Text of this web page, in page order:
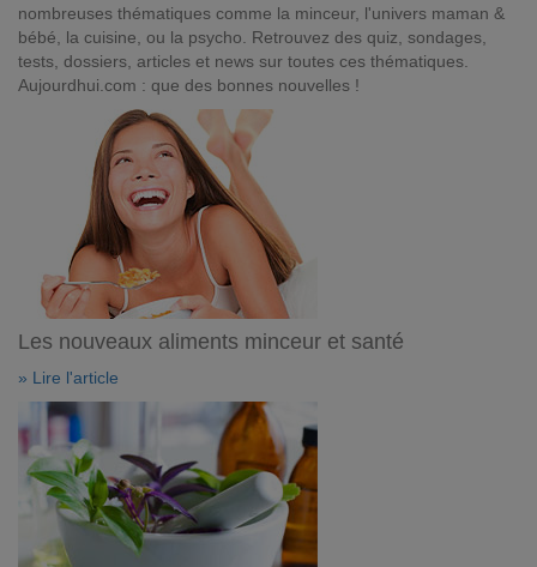
nombreuses thématiques comme la minceur, l'univers maman &
bébé, la cuisine, ou la psycho. Retrouvez des quiz, sondages,
tests, dossiers, articles et news sur toutes ces thématiques.
Aujourdhui.com : que des bonnes nouvelles !
Les nouveaux aliments minceur et santé
» Lire l'article